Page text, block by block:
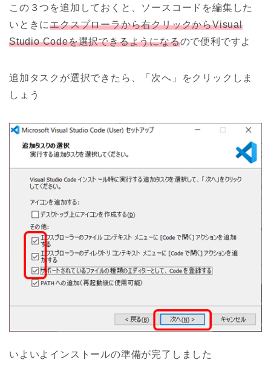
この３つを追加しておくと、ソースコードを編集した
いときにエクスプローラから右クリックからVisual
Studio Codeを選択できるようになるので便利ですよ
追加タスクが選択できたら、「次へ」をクリックしま
しょう
いよいよインストールの準備が完了しました